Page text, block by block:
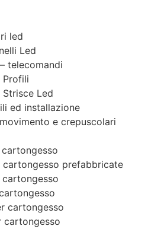
led
Led
telecomandi
Profili
Led
ed installazione
e crepuscolari
cartongesso prefabbricate
cartongesso
cartongesso
cartongesso